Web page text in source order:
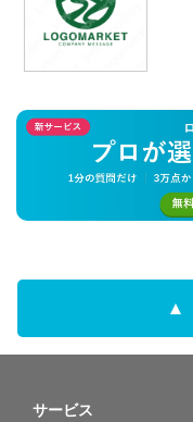
サービス